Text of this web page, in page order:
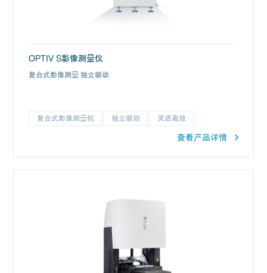
OPTIV S影像测量仪
复合式影像测量 独立驱动
复合式影像测量机 独立驱动 灵活高效
查看产品详情